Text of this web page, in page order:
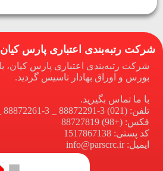
شرکت رتبه‌بندی اعتباری پارس کیان
شرکت رتبه‌بندی اعتباری پارس کیان،
بورس و اوراق بهادار تاسیس گردید.
با ما تماس بگیرید.
تلفن: (021) 3-88872291 _ 3-88872261 _ 88880192
فکس: (+98) 88727819
کد پستی: 1517867138
ایمیل: info@parscrc.ir